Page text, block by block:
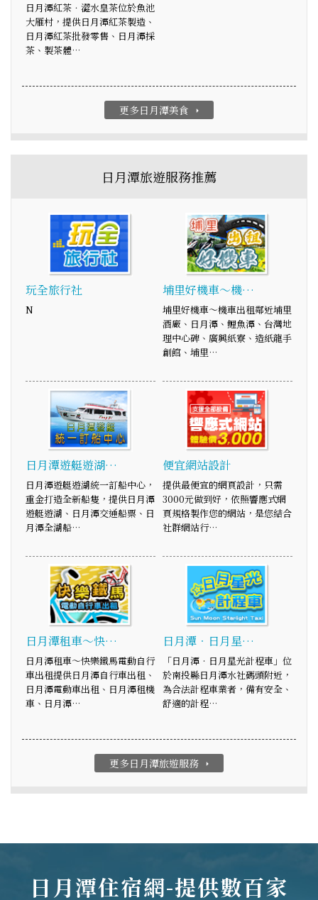
日月潭紅茶．澀水皇茶位於魚池
大雁村，提供日月潭紅茶製造、
日月潭紅茶批發零售、日月潭採
茶、製茶體…
更多日月潭美食 arrow_right
日月潭旅遊服務推薦
玩全旅行社
N
埔里好機車～機…
埔里好機車～機車出租鄰近埔里
酒廠、日月潭、鯉魚潭、台灣地
理中心碑、廣興紙寮、造紙龍手
創館、埔里…
日月潭遊艇遊湖…
日月潭遊艇遊湖統一訂船中心，
重金打造全新船隻，提供日月潭
遊艇遊湖、日月潭交通船票、日
月潭全湖船…
便宜網站設計
提供最便宜的網頁設計，只需
3000元做到好，依照響應式網
頁規格製作您的網站，是您結合
社群網站行…
日月潭租車～快…
日月潭租車～快樂鐵馬電動自行
車出租提供日月潭自行車出租、
日月潭電動車出租、日月潭租機
車、日月潭…
日月潭‧日月星…
「日月潭‧日月星光計程車」位
於南投縣日月潭水社碼頭附近，
為合法計程車業者，備有安全、
舒適的計程…
更多日月潭旅遊服務 arrow_right
日月潭住宿網-提供數百家